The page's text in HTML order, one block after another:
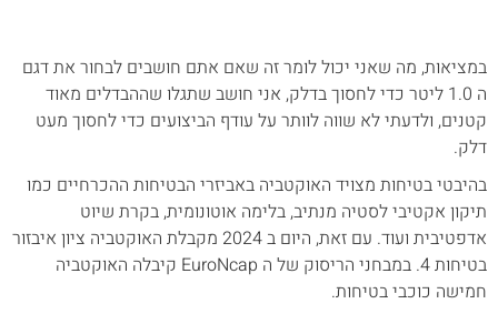
במציאות, מה שאני יכול לומר זה שאם אתם חושבים לבחור את דגם
ה 1.0 ליטר כדי לחסוך בדלק, אני חושב שתגלו שההבדלים מאוד
קטנים, ולדעתי לא שווה לוותר על עודף הביצועים כדי לחסוך מעט
דלק.
בהיבטי בטיחות מצויד האוקטביה באביזרי הבטיחות ההכרחיים כמו
תיקון אקטיבי לסטיה מנתיב, בלימה אוטונומית, בקרת שיוט
אדפטיבית ועוד. עם זאת, היום ב 2024 מקבלת האוקטביה ציון איבזור
בטיחות 4. במבחני הריסוק של ה EuroNcap קיבלה האוקטביה
חמישה כוכבי בטיחות.